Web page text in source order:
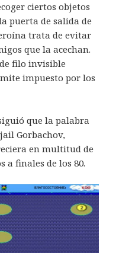
ciertos objetos
puerta de salida de
trata de evitar
que la acechan.
filo invisible
impuesto por los
que la palabra
Gorbachov,
en multitud de
a finales de los 80.